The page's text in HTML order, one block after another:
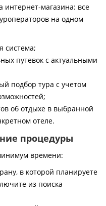
магазина: все
на одном
система;
путевок с актуальными
подбор тура с учетом
об отдыхе в выбранной
отеле.
процедуры
времени:
в которой планируете
из поиска